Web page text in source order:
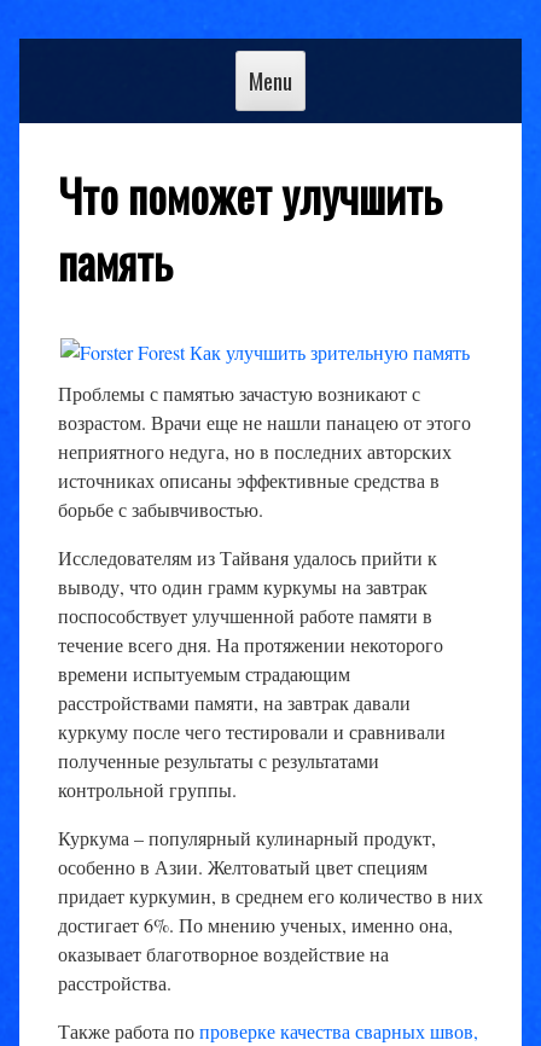
Skip
Menu
Что поможет улучшить
память
Проблемы с памятью зачастую возникают с
возрастом. Врачи еще не нашли панацею от этого
неприятного недуга, но в последних авторских
источниках описаны эффективные средства в
борьбе с забывчивостью.
Исследователям из Тайваня удалось прийти к
выводу, что один грамм куркумы на завтрак
поспособствует улучшенной работе памяти в
течение всего дня. На протяжении некоторого
времени испытуемым страдающим
расстройствами памяти, на завтрак давали
куркуму после чего тестировали и сравнивали
полученные результаты с результатами
контрольной группы.
Куркума – популярный кулинарный продукт,
особенно в Азии. Желтоватый цвет специям
придает куркумин, в среднем его количество в них
достигает 6%. По мнению ученых, именно она,
оказывает благотворное воздействие на
расстройства.
Также работа попроверке качества сварных швов,